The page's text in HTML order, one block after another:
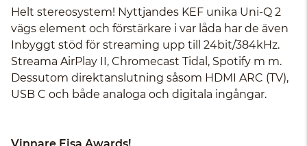
Helt stereosystem! Nyttjandes KEF unika Uni-Q 2
vägs element och förstärkare i var låda har de även
Inbyggt stöd för streaming upp till 24bit/384kHz.
Streama AirPlay II, Chromecast Tidal, Spotify m m.
Dessutom direktanslutning såsom HDMI ARC (TV),
USB C och både analoga och digitala ingångar.